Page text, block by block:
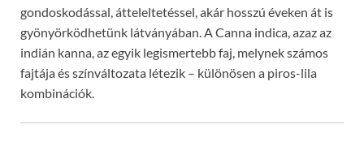
gondoskodással, átteleltetéssel, akár hosszú éveken át is
gyönyörködhetünk látványában. A Canna indica, azaz az
indián kanna, az egyik legismertebb faj, melynek számos
fajtája és színváltozata létezik – különösen a piros-lila
kombinációk.